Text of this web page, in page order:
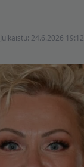
Julkaistu: 24.6.2026 19:12